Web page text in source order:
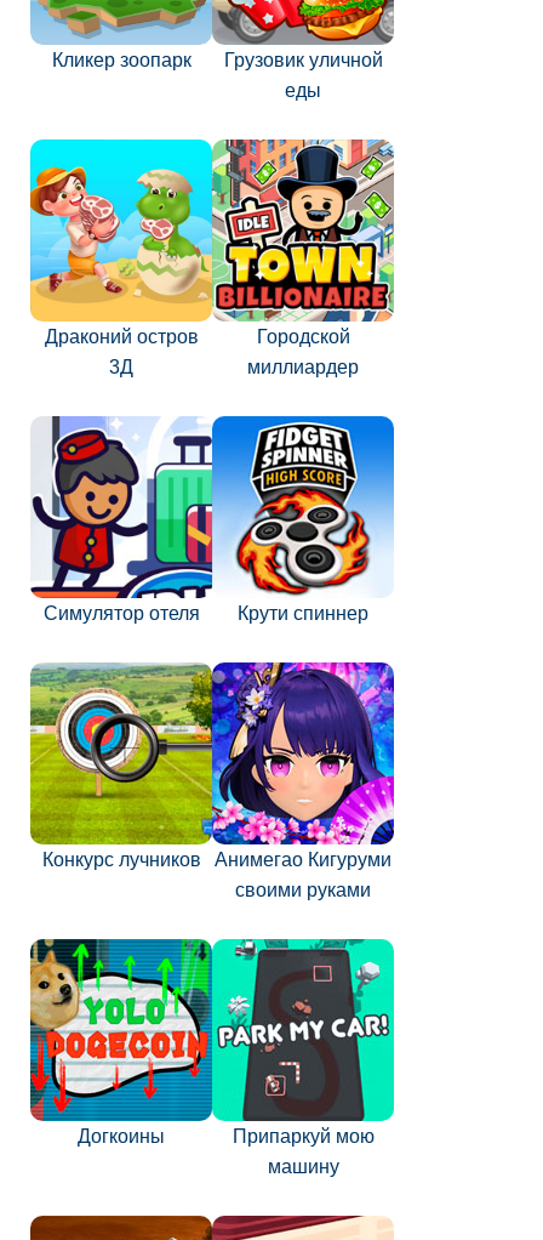
Кликер зоопарк
Грузовик уличной
еды
Драконий остров
3Д
Городской
миллиардер
Симулятор отеля Крути спиннер
Конкурс лучников
Анимегао Кигуруми
своими руками
Догкоины
Припаркуй мою
машину